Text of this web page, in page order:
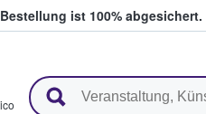
ist 100% abgesichert.